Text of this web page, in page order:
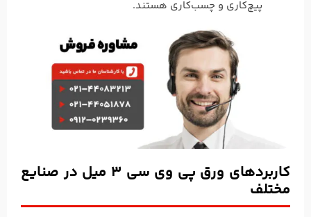
پیچ‌کاری و چسب‌کاری هستند.
کاربردهای ورق پی وی سی 3 میل در صنایع
مختلف